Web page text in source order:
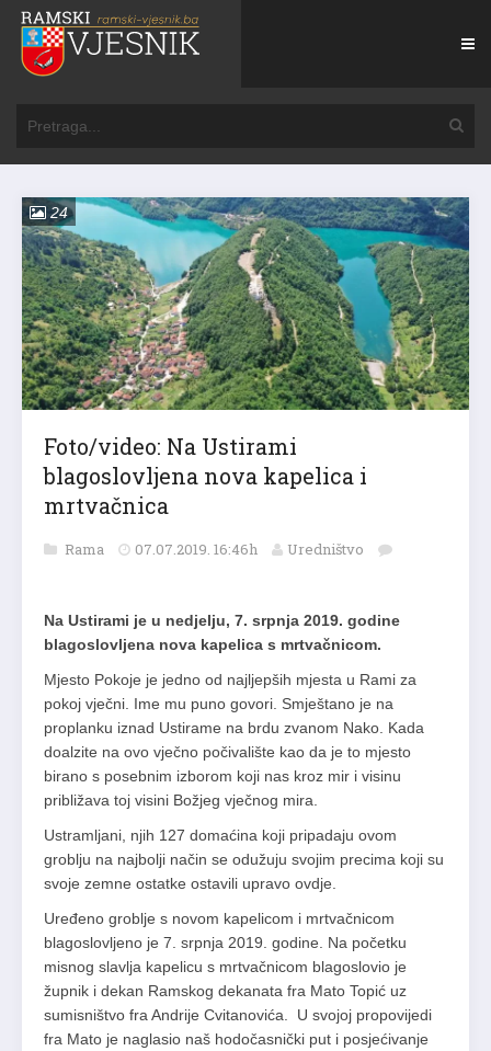
24
Foto/video: Na Ustirami
blagoslovljena nova kapelica i
mrtvačnica
Rama 07.07.2019. 16:46h Uredništvo
Na Ustirami je u nedjelju, 7. srpnja 2019. godine
blagoslovljena nova kapelica s mrtvačnicom.
Mjesto Pokoje je jedno od najljepših mjesta u Rami za
pokoj vječni. Ime mu puno govori. Smještano je na
proplanku iznad Ustirame na brdu zvanom Nako. Kada
doalzite na ovo vječno počivalište kao da je to mjesto
birano s posebnim izborom koji nas kroz mir i visinu
približava toj visini Božjeg vječnog mira.
Ustramljani, njih 127 domaćina koji pripadaju ovom
groblju na najbolji način se odužuju svojim precima koji su
svoje zemne ostatke ostavili upravo ovdje.
Uređeno groblje s novom kapelicom i mrtvačnicom
blagoslovljeno je 7. srpnja 2019. godine. Na početku
misnog slavlja kapelicu s mrtvačnicom blagoslovio je
župnik i dekan Ramskog dekanata fra Mato Topić uz
sumisništvo fra Andrije Cvitanovića. U svojoj propovijedi
fra Mato je naglasio naš hodočasnički put i posjećivanje